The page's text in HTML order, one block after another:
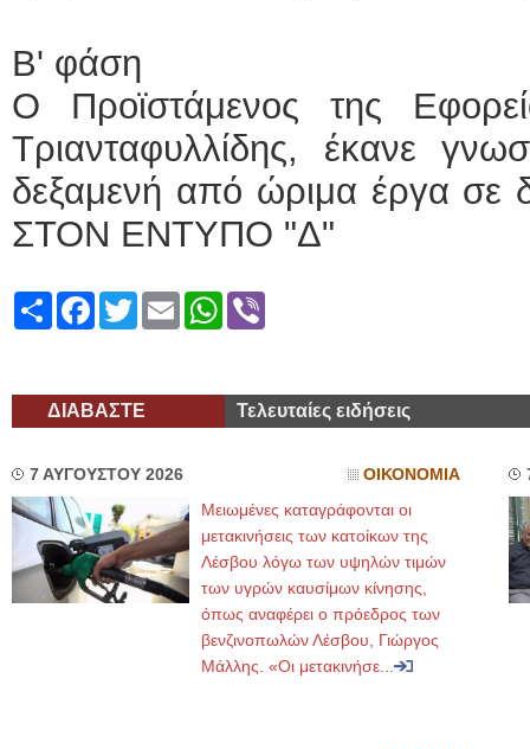
Β' φάση
Ο Προϊστάμενος της
Τριανταφυλλίδης, έκανε
δεξαμενή από ώριμα έργα
ΣΤΟΝ ΕΝΤΥΠΟ "Δ"
ShareFacebook
TwitterEmailWhatsApp
ΔΙΑΒΑΣΤΕ Τελευταίες ειδήσεις
7 ΑΥΓΟΥΣΤΟΥ 2026 ΟΙΚΟΝΟΜΙΑ
Μειωμένες καταγράφονται οι
μετακινήσεις των κατοίκων της
Λέσβου λόγω των υψηλών τιμών
των υγρών καυσίμων κίνησης,
όπως αναφέρει ο πρόεδρος των
βενζινοπωλών Λέσβου, Γιώργος
Μάλλης. «Οι μετακινήσε...